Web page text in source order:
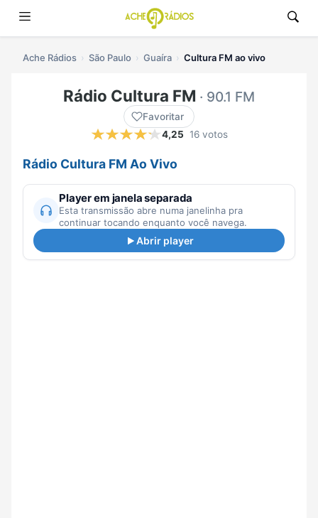
Ache Rádios São Paulo Guaíra Cultura FM ao vivo
Rádio Cultura FM · 90.1 FM
Favoritar
4,25
16 votos
Rádio Cultura FM Ao Vivo
Player em janela separada
Esta transmissão abre numa janelinha pra
continuar tocando enquanto você navega.
Abrir player